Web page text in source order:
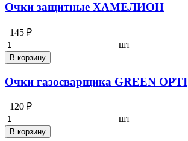
Очки защитные ХАМЕЛИОН
145 ₽
шт
В корзину
Очки газосварщика GREEN OPTI
120 ₽
шт
В корзину